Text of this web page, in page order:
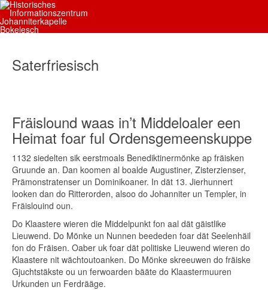
Saterfriesisch
Fräislound waas in’t Middeloaler een
Heimat foar ful Ordensgemeenskuppe
1132 siedelten sik eerstmoals Benediktinermönke ap fräisken
Gruunde an. Dan koomen al boalde Augustiner, Zisterzienser,
Prämonstratenser un Dominikoaner. In dät 13. Jierhunnert
looken dan do Ritterorden, alsoo do Johanniter un Templer, in
Fräislouind oun.
Do Klaastere wieren die Middelpunkt fon aal dät gäistlike
Lieuwend. Do Mönke un Nunnen beededen foar dät Seelenhäil
fon do Fräisen. Oaber uk foar dät politiske Lieuwend wieren do
Klaastere nit wächtoutoanken. Do Mönke skreeuwen do fräiske
Gjuchtstäkste ou un ferwoarden bääte do Klaastermuuren
Urkunden un Ferdrääge.